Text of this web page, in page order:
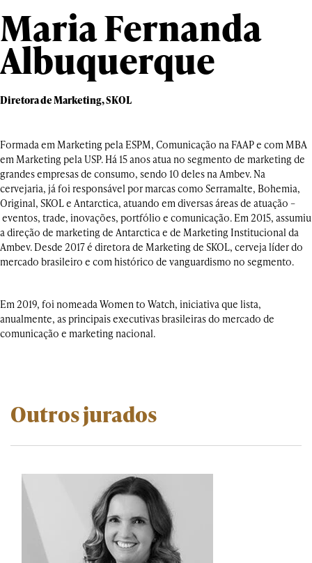
Maria Fernanda
Albuquerque
Diretora de Marketing, SKOL
Formada em Marketing pela ESPM, Comunicação na FAAP e com MBA
em Marketing pela USP. Há 15 anos atua no segmento de marketing de
grandes empresas de consumo, sendo 10 deles na Ambev. Na
cervejaria, já foi responsável por marcas como Serramalte, Bohemia,
Original, SKOL e Antarctica, atuando em diversas áreas de atuação –
eventos, trade, inovações, portfólio e comunicação. Em 2015, assumiu
a direção de marketing de Antarctica e de Marketing Institucional da
Ambev. Desde 2017 é diretora de Marketing de SKOL, cerveja líder do
mercado brasileiro e com histórico de vanguardismo no segmento.
Em 2019, foi nomeada Women to Watch, iniciativa que lista,
anualmente, as principais executivas brasileiras do mercado de
comunicação e marketing nacional.
Outros jurados